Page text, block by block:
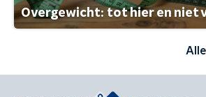
Overgewicht: tot hier en niet